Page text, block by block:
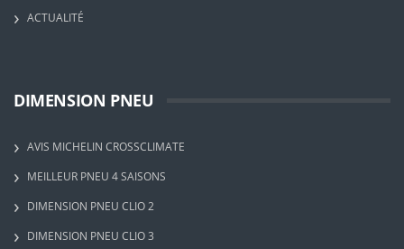
ACTUALITÉ
DIMENSION PNEU
AVIS MICHELIN CROSSCLIMATE
MEILLEUR PNEU 4 SAISONS
DIMENSION PNEU CLIO 2
DIMENSION PNEU CLIO 3